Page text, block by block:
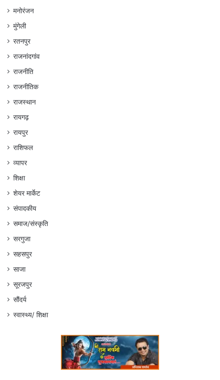
मनोरंजन
मुंगेली
रतनपुर
राजनांदगांव
राजनीति
राजनीतिक
राजस्थान
रायगढ़
रायपुर
राशिफल
व्यापर
शिक्षा
शेयर मार्केट
संपादकीय
समाज/संस्कृति
सरगुजा
सहसपुर
साजा
सूरजपुर
सौंदर्य
स्वास्थ्य/ शिक्षा